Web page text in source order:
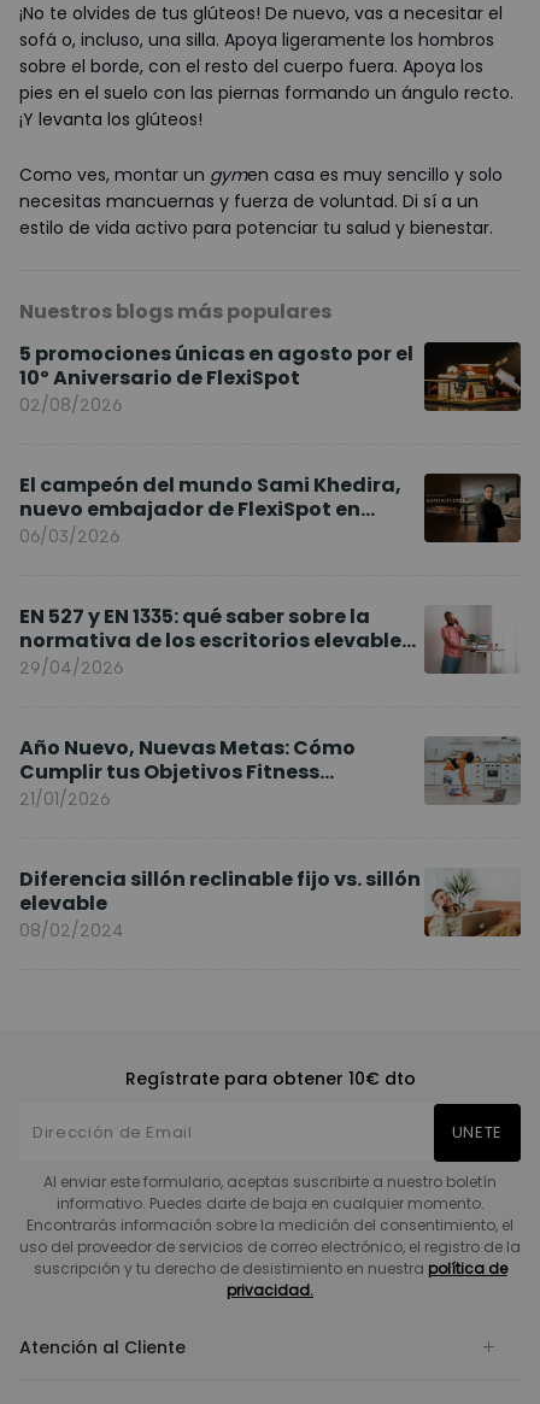
¡No te olvides de tus glúteos! De nuevo, vas a necesitar el
sofá o, incluso, una silla. Apoya ligeramente los hombros
sobre el borde, con el resto del cuerpo fuera. Apoya los
pies en el suelo con las piernas formando un ángulo recto.
¡Y levanta los glúteos!
Como ves, montar un gymen casa es muy sencillo y solo
necesitas mancuernas y fuerza de voluntad. Di sí a un
estilo de vida activo para potenciar tu salud y bienestar.
Nuestros blogs más populares
5 promociones únicas en agosto por el
10º Aniversario de FlexiSpot
02/08/2026
El campeón del mundo Sami Khedira,
nuevo embajador de FlexiSpot en
Europa
06/03/2026
EN 527 y EN 1335: qué saber sobre la
normativa de los escritorios elevables
y sillas ergonómicas
29/04/2026
Año Nuevo, Nuevas Metas: Cómo
Cumplir tus Objetivos Fitness
Entrenando en Casa
21/01/2026
Diferencia sillón reclinable fijo vs. sillón
elevable
08/02/2024
Regístrate para obtener 10€ dto
UNETE
Al enviar este formulario, aceptas suscribirte a nuestro boletín
informativo. Puedes darte de baja en cualquier momento.
Encontrarás información sobre la medición del consentimiento, el
uso del proveedor de servicios de correo electrónico, el registro de la
suscripción y tu derecho de desistimiento en nuestra política de
privacidad.
Atención al Cliente